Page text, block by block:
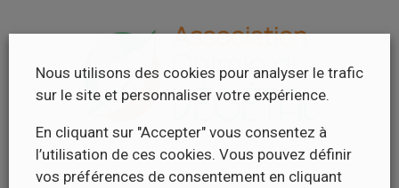
Nous utilisons des cookies pour analyser le trafic
sur le site et personnaliser votre expérience.
En cliquant sur "Accepter" vous consentez à
l’utilisation de ces cookies. Vous pouvez définir
vos préférences de consentement en cliquant